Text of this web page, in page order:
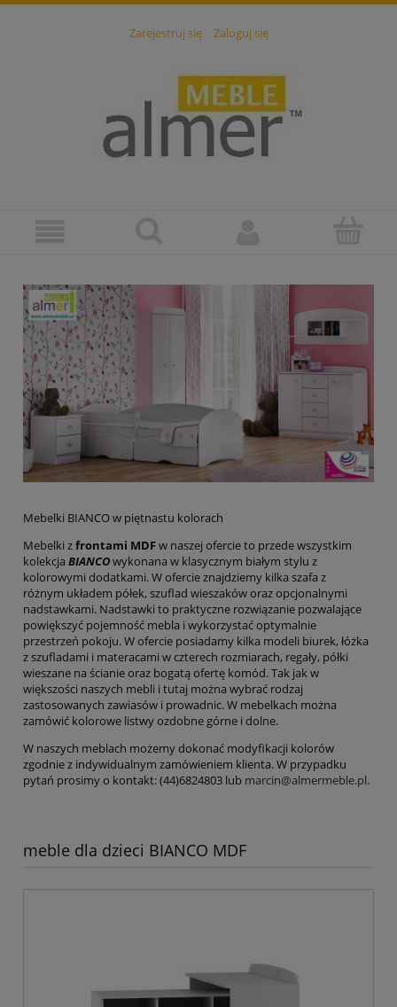
Zarejestruj się Zaloguj się
Mebelki BIANCO w piętnastu kolorach
Mebelki zfrontami MDFw naszej ofercie to przede wszystkim
kolekcja BIANCOwykonana w klasycznym białym stylu z
kolorowymi dodatkami. W ofercie znajdziemy kilka szafa z
różnym układem półek, szuflad wieszaków oraz opcjonalnymi
nadstawkami. Nadstawki to praktyczne rozwiązanie pozwalające
powiększyć pojemność mebla i wykorzystać optymalnie
przestrzeń pokoju. W ofercie posiadamy kilka modeli biurek, łóżka
z szufladami i materacami w czterech rozmiarach, regały, półki
wieszane na ścianie oraz bogatą ofertę komód. Tak jak w
większości naszych mebli i tutaj można wybrać rodzaj
zastosowanych zawiasów i prowadnic. W mebelkach można
zamówić kolorowe listwy ozdobne górne i dolne.
W naszych meblach możemy dokonać modyfikacji kolorów
zgodnie z indywidualnym zamówieniem klienta. W przypadku
pytań prosimy o kontakt: (44)6824803 lub marcin@almermeble.pl.
meble dla dzieci BIANCO MDF